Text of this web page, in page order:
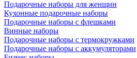
Подарочные наборы для женщин
Кухонные подарочные наборы
Подарочные наборы с флешками
Винные наборы
Подарочные наборы с термокружками
Подарочные наборы с аккумуляторами